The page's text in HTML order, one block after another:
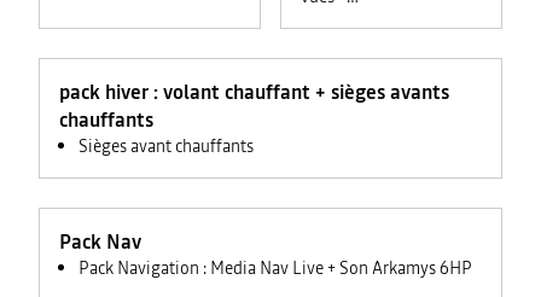
pack hiver : volant chauffant + sièges avants
chauffants
Sièges avant chauffants
rétroviseurs
Pack Nav
Pack Navigation : Media Nav Live + Son Arkamys 6HP